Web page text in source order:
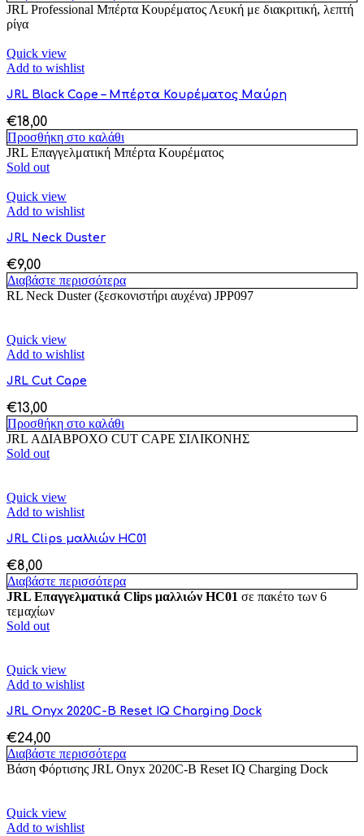
JRL Professional Μπέρτα Κουρέματος Λευκή με διακριτική, λεπτή
ρίγα
Quick view
Add to wishlist
JRL Black Cape – Μπέρτα Κουρέματος Μαύρη
€18,00
Προσθήκη στο καλάθι
JRL Επαγγελματική Μπέρτα Κουρέματος
Sold out
Quick view
Add to wishlist
JRL Neck Duster
€9,00
Διαβάστε περισσότερα
RL Neck Duster (ξεσκονιστήρι αυχένα) JPP097
Quick view
Add to wishlist
JRL Cut Cape
€13,00
Προσθήκη στο καλάθι
JRL ΑΔΙΑΒΡΟΧΟ CUT CAPE ΣΙΛΙΚΟΝΗΣ
Sold out
Quick view
Add to wishlist
JRL Clips μαλλιών HC01
€8,00
Διαβάστε περισσότερα
JRL Επαγγελματικά Clips μαλλιών HC01 σε πακέτο των 6
τεμαχίων
Sold out
Quick view
Add to wishlist
JRL Onyx 2020C-B Reset IQ Charging Dock
€24,00
Διαβάστε περισσότερα
Βάση Φόρτισης JRL Onyx 2020C-B Reset IQ Charging Dock
Quick view
Add to wishlist